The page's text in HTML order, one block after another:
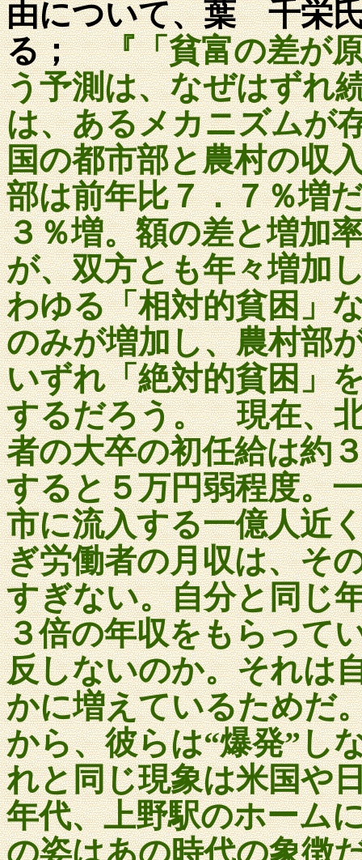
由について、葉 千栄
る；『「貧富の差が
う予測は、なぜはずれ
は、あるメカニズムが
国の都市部と農村の収
部は前年比７．７％増
３％増。額の差と増加
が、双方とも年々増加
わゆる「相対的貧困」
のみが増加し、農村部
いずれ「絶対的貧困」
するだろう。 現在、
者の大卒の初任給は約
すると５万円弱程度。
市に流入する一億人近
ぎ労働者の月収は、そ
すぎない。自分と同じ
３倍の年収をもらって
反しないのか。それは
かに増えているためだ
から、彼らは“爆発”
れと同じ現象は米国や
年代、上野駅のホーム
の姿はあの時代の象徴